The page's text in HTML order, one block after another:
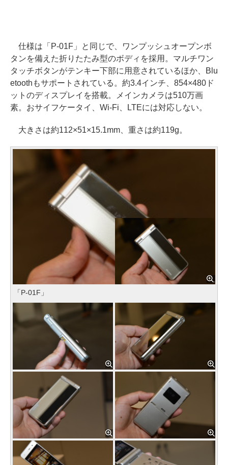
仕様は「P-01F」と同じで、ワンプッシュオープンボ
タンを備えた折りたたみ型のボディを採用。マルチワン
タッチボタンがテンキー下部に用意されているほか、Blu
etoothもサポートされている。約3.4インチ、854×480ド
ットのディスプレイを搭載。メインカメラは510万画
素。おサイフケータイ、Wi-Fi、LTEには対応しない。
大きさは約112×51×15.1mm、重さは約119g。
「P-01F」